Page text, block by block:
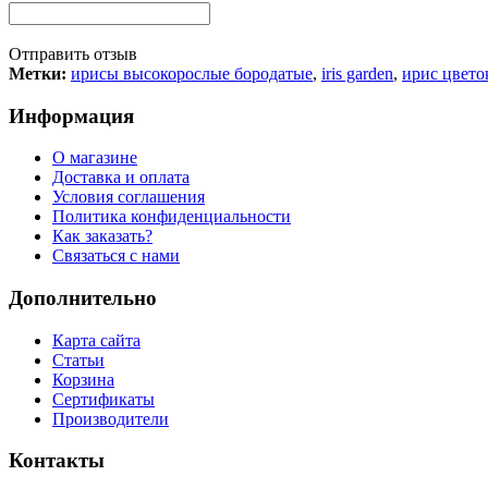
Отправить отзыв
Метки: ирисы высокорослые бородатые, iris garden, ирис
Информация
О магазине
Доставка и оплата
Условия соглашения
Политика конфиденциальности
Как заказать?
Связаться с нами
Дополнительно
Карта сайта
Статьи
Корзина
Сертификаты
Производители
Контакты